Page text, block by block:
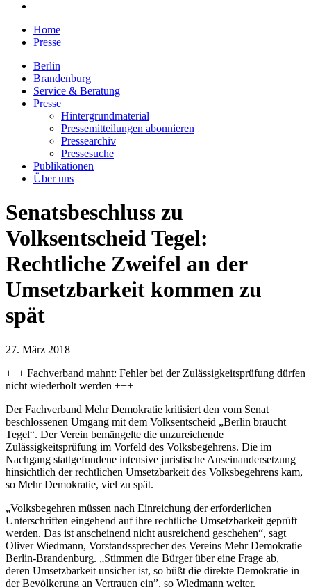
Home
Presse
Berlin
Brandenburg
Service & Beratung
Presse
Hintergrundmaterial
Pressemitteilungen abonnieren
Pressearchiv
Pressesuche
Publikationen
Über uns
Senatsbeschluss zu
Volksentscheid Tegel:
Rechtliche Zweifel an der
Umsetzbarkeit kommen zu
spät
27. März 2018
+++ Fachverband mahnt: Fehler bei der Zulässigkeitsprüfung dürfen
nicht wiederholt werden +++
Der Fachverband Mehr Demokratie kritisiert den vom Senat
beschlossenen Umgang mit dem Volksentscheid „Berlin braucht
Tegel“. Der Verein bemängelte die unzureichende
Zulässigkeitsprüfung im Vorfeld des Volksbegehrens. Die im
Nachgang stattgefundene intensive juristische Auseinandersetzung
hinsichtlich der rechtlichen Umsetzbarkeit des Volksbegehrens kam,
so Mehr Demokratie, viel zu spät.
„Volksbegehren müssen nach Einreichung der erforderlichen
Unterschriften eingehend auf ihre rechtliche Umsetzbarkeit geprüft
werden. Das ist anscheinend nicht ausreichend geschehen“, sagt
Oliver Wiedmann, Vorstandssprecher des Vereins Mehr Demokratie
Berlin-Brandenburg. „Stimmen die Bürger über eine Frage ab,
deren Umsetzbarkeit unsicher ist, so büßt die direkte Demokratie in
der Bevölkerung an Vertrauen ein”, so Wiedmann weiter.